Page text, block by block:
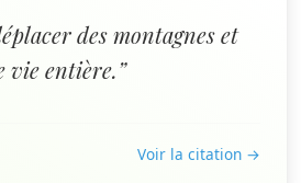
des montagnes et
vie entière.”
Voir la citation →